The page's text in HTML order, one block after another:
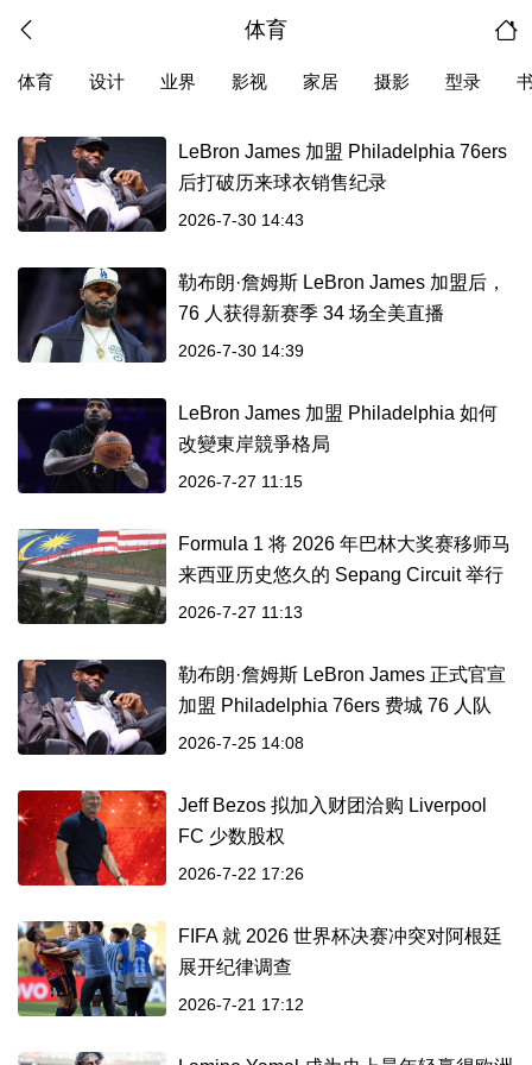
体育
体育 设计 业界 影视 家居 摄影 型录
LeBron James 加盟 Philadelphia 76ers
后打破历来球衣销售纪录
2026-7-30 14:43
勒布朗·詹姆斯 LeBron James 加盟后，
76 人获得新赛季 34 场全美直播
2026-7-30 14:39
LeBron James 加盟 Philadelphia 如何
改變東岸競爭格局
2026-7-27 11:15
Formula 1 将 2026 年巴林大奖赛移师马
来西亚历史悠久的 Sepang Circuit 举行
2026-7-27 11:13
勒布朗·詹姆斯 LeBron James 正式官宣
加盟 Philadelphia 76ers 费城 76 人队
2026-7-25 14:08
Jeff Bezos 拟加入财团洽购 Liverpool
FC 少数股权
2026-7-22 17:26
FIFA 就 2026 世界杯决赛冲突对阿根廷
展开纪律调查
2026-7-21 17:12